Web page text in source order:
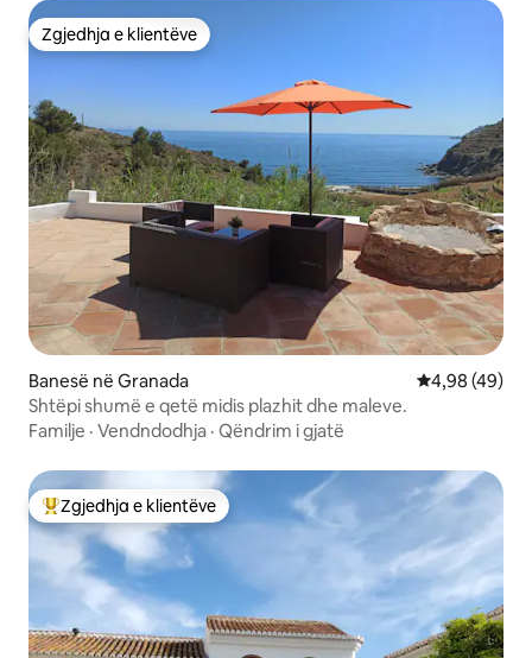
Zgjedhja e klientëve
Zgjedhja e klientëve
Banesë në Granada Vlerësimi
4,98 (49)
Shtëpi shumë e qetë midis plazhit dhe maleve.
Familje · Vendndodhja · Qëndrim i gjatë
Më të mirat e zgjedhjeve të klientëve
Zgjedhja e klientëve